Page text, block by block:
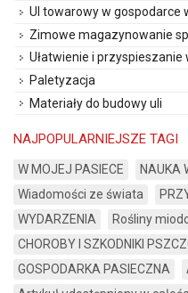
Ul towarowy w gospodarce
Zimowe magazynowanie
Ułatwienie i przyspieszanie
Paletyzacja
Materiały do budowy uli
NAJPOPULARNIEJSZE TAGI
W MOJEJ PASIECE NAUKA
Wiadomości ze świata
WYDARZENIA
Rośliny
CHOROBY I SZKODNIKI
GOSPODARKA PASIECZNA